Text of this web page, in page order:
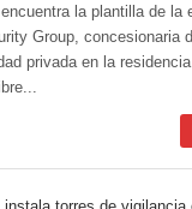
la plantilla de la
Group, concesionaria
privada en la residencia